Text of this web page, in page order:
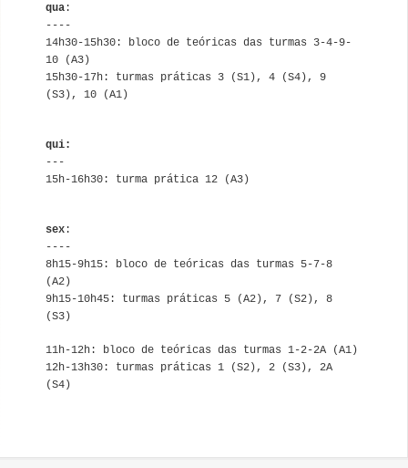
qua :
----
14h30-15h30: bloco de teóricas das turmas 3-4-9-
10 (A3)
15h30-17h: turmas práticas 3 (S1), 4 (S4), 9
(S3), 10 (A1)
qui:
---
15h-16h30: turma prática 12 (A3)
sex :
----
8h15-9h15: bloco de teóricas das turmas 5-7-8
(A2)
9h15-10h45: turmas práticas 5 (A2), 7 (S2), 8
(S3)
11h-12h: bloco de teóricas das turmas 1-2-2A (A1)
12h-13h30: turmas práticas 1 (S2), 2 (S3), 2A
(S4)